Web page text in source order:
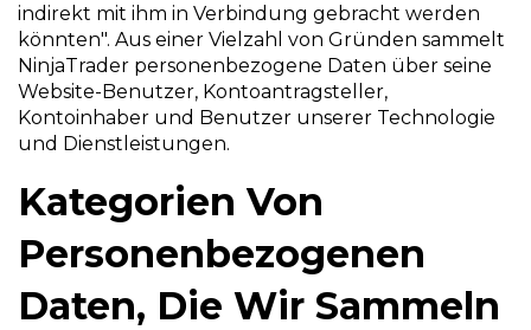
indirekt mit ihm in Verbindung gebracht werden
könnten". Aus einer Vielzahl von Gründen sammelt
NinjaTrader personenbezogene Daten über seine
Website-Benutzer, Kontoantragsteller,
Kontoinhaber und Benutzer unserer Technologie
und Dienstleistungen.
Kategorien Von
Personenbezogenen
Daten, Die Wir Sammeln